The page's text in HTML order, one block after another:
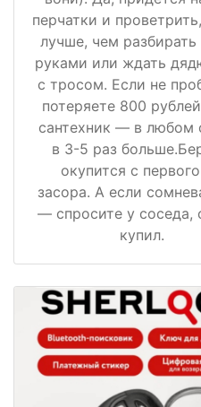
перчатки и
лучше, чем
руками или ждать
с тросом. Если не
потеряете 800
сантехник — в любом
в 3-5 раз
окупится с
засора. А если
— спросите у соседа,
купил.